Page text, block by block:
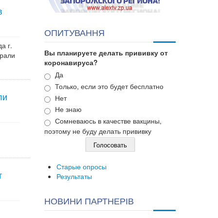
г.
ОПИТУВАННЯ
Вы планируете делать прививку от
коронавируса?
Варианты
Да
Только, если это будет бесплатно
Нет
Не знаю
Сомневаюсь в качестве вакцины,
поэтому не буду делать прививку
Старые опросы
Результаты
НОВИНИ ПАРТНЕРІВ